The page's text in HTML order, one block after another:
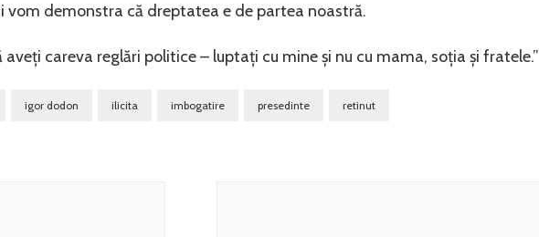
vom demonstra că dreptatea e de partea noastră.
careva reglări politice – luptați cu mine și nu cu mama, soția și fratele.”
igor dodon ilicita imbogatire presedinte retinut